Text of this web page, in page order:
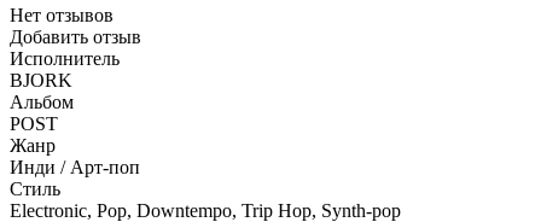
Нет отзывов
Добавить отзыв
Исполнитель
BJORK
Альбом
POST
Жанр
Инди / Арт-поп
Стиль
Electronic, Pop, Downtempo, Trip Hop, Synth-pop